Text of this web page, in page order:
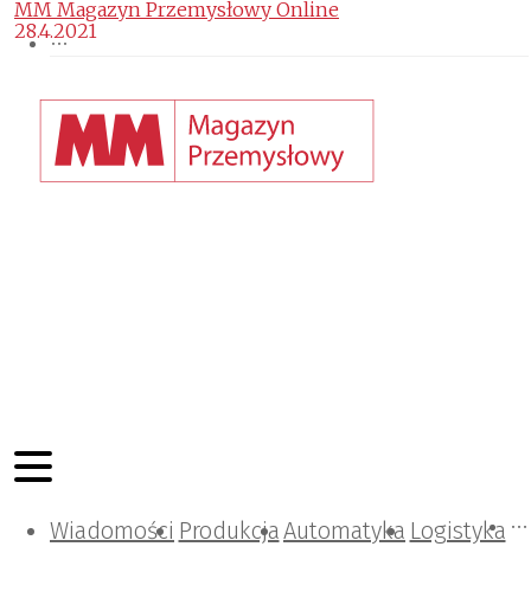
Wiadomości ProdukcjaAutomatyka Logistyka
Projektowanie i konstrukcje
Zarządzanie i IT
Tematy specjalne
MM Magazyn Przemysłowy Online
28.4.2021